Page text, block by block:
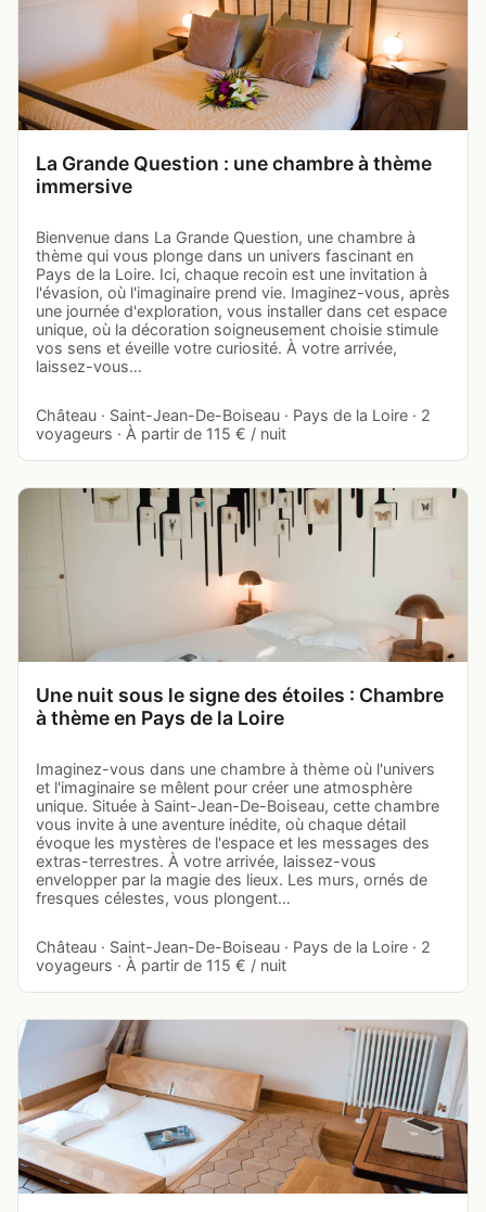
La Grande Question : une chambre à thème
immersive
Bienvenue dans La Grande Question, une chambre à
thème qui vous plonge dans un univers fascinant en
Pays de la Loire. Ici, chaque recoin est une invitation à
l'évasion, où l'imaginaire prend vie. Imaginez-vous, après
une journée d'exploration, vous installer dans cet espace
unique, où la décoration soigneusement choisie stimule
vos sens et éveille votre curiosité. À votre arrivée,
laissez-vous…
Château · Saint-Jean-De-Boiseau · Pays de la Loire · 2
voyageurs · À partir de 115 € / nuit
Une nuit sous le signe des étoiles : Chambre
à thème en Pays de la Loire
Imaginez-vous dans une chambre à thème où l'univers
et l'imaginaire se mêlent pour créer une atmosphère
unique. Située à Saint-Jean-De-Boiseau, cette chambre
vous invite à une aventure inédite, où chaque détail
évoque les mystères de l'espace et les messages des
extras-terrestres. À votre arrivée, laissez-vous
envelopper par la magie des lieux. Les murs, ornés de
fresques célestes, vous plongent…
Château · Saint-Jean-De-Boiseau · Pays de la Loire · 2
voyageurs · À partir de 115 € / nuit